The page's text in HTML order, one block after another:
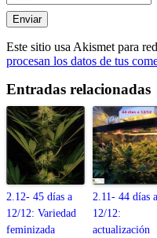
Este sitio usa Akismet para
procesan los datos de tus
Entradas relacionadas
2.12- 45 días a
12/12: Variedad
feminizada
2.11- 44 días a
12/12:
actualización